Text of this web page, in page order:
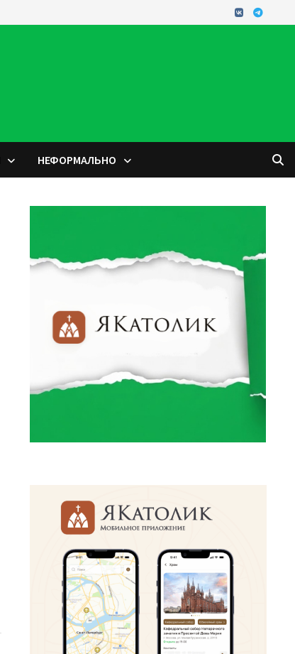
НЕФОРМАЛЬНО